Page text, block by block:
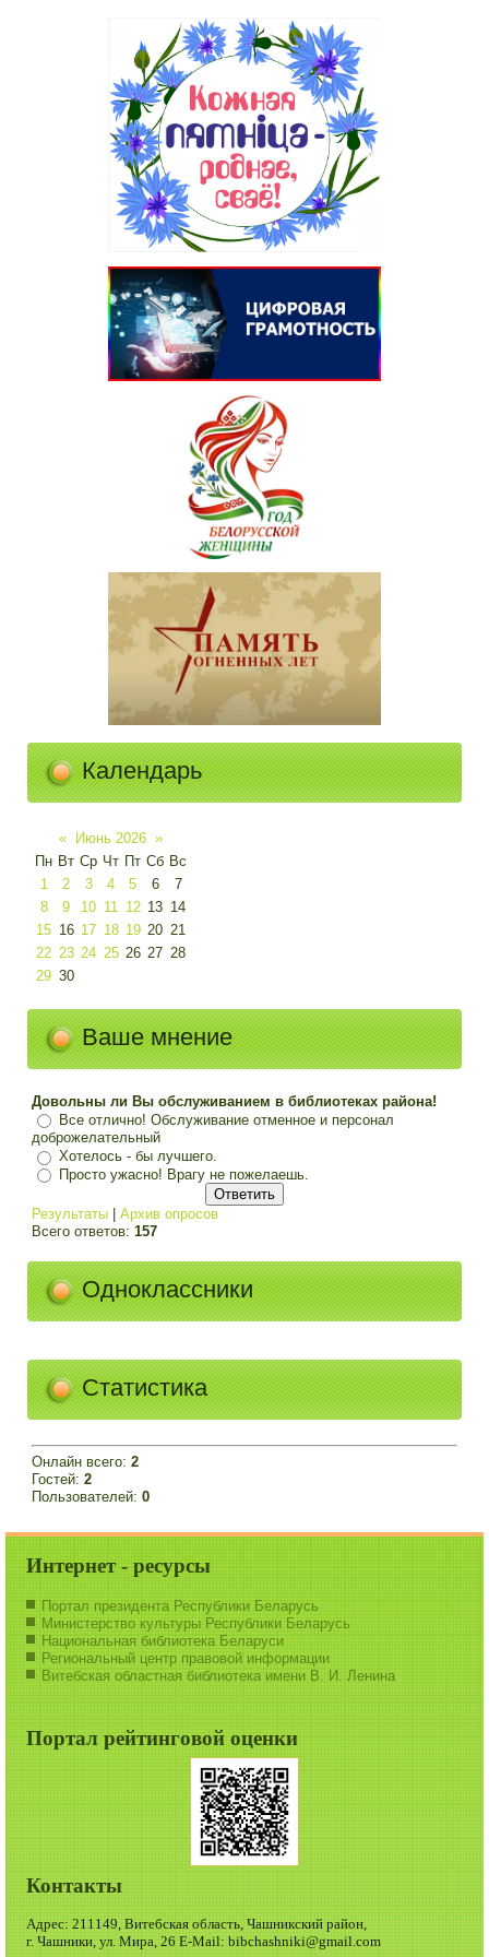
Календарь
« Июнь 2026 »
Пн Вт Ср Чт Пт Сб Вс
1
2 3 4 5 6
7
8
9 10 11 12 13 14
15 16 17 18 19 20 21
22 23 24 25 26 27 28
29 30
Ваше мнение
Довольны ли Вы обслуживанием в библиотеках района!
Все отлично! Обслуживание отменное и персонал
доброжелательный
Хотелось - бы лучшего.
Просто ужасно! Врагу не пожелаешь.
Результаты |Архив опросов
Всего ответов:157
Одноклассники
Статистика
Онлайн всего:2
Гостей:2
Пользователей:0
Интернет - ресурсы
Портал президента Республики Беларусь
Министерство культуры Республики Беларусь
Национальная библиотека Беларуси
Региональный центр правовой информации
Витебская областная библиотека имени В. И. Ленина
Портал рейтинговой оценки
Контакты
Адрес: 211149, Витебская область, Чашникский район,
г. Чашники, ул. Мира, 26 E-Mail: bibchashniki@gmail.com